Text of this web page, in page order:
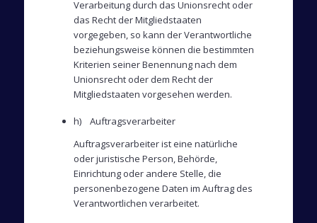
Verarbeitung durch das Unionsrecht oder
das Recht der Mitgliedstaaten
vorgegeben, so kann der Verantwortliche
beziehungsweise können die bestimmten
Kriterien seiner Benennung nach dem
Unionsrecht oder dem Recht der
Mitgliedstaaten vorgesehen werden.
h) Auftragsverarbeiter
Auftragsverarbeiter ist eine natürliche
oder juristische Person, Behörde,
Einrichtung oder andere Stelle, die
personenbezogene Daten im Auftrag des
Verantwortlichen verarbeitet.